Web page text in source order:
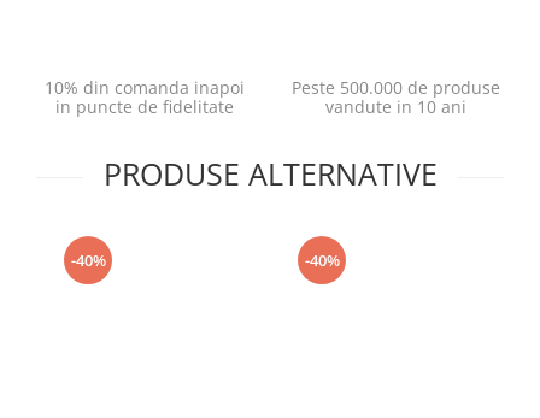
10% din comanda inapoi
in puncte de fidelitate
Peste 500.000 de produse
vandute in 10 ani
PRODUSE ALTERNATIVE
-40% -40%